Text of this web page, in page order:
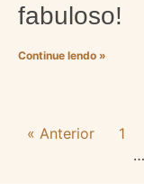
fabuloso!
Continue lendo »
« Anterior 1
…